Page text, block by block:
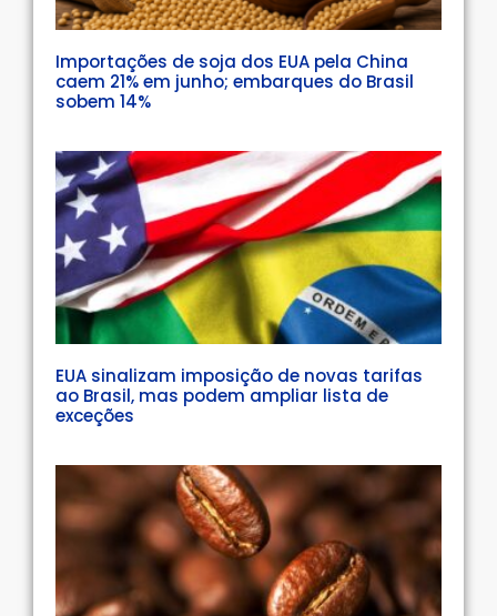
Importações de soja dos EUA pela China
caem 21% em junho; embarques do Brasil
sobem 14%
EUA sinalizam imposição de novas tarifas
ao Brasil, mas podem ampliar lista de
exceções